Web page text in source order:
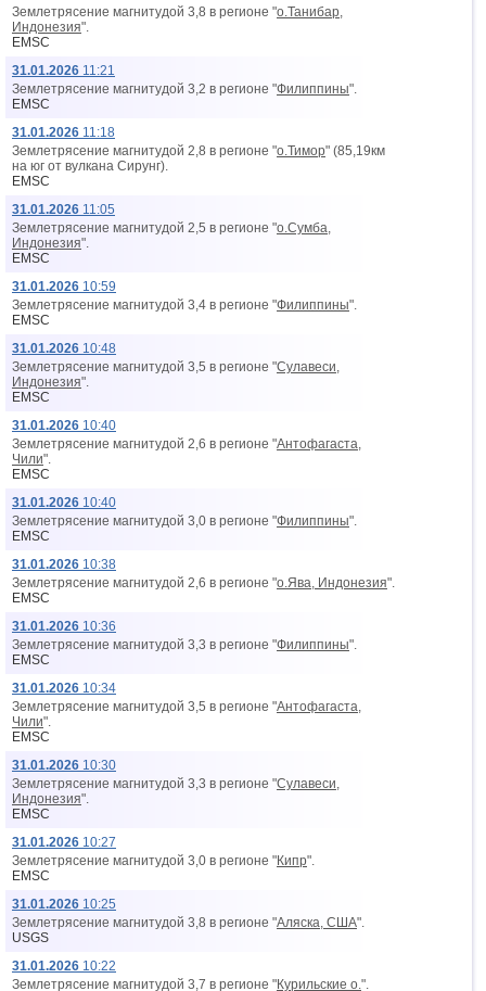
Землетрясение магнитудой 3,8 в регионе "о.Танибар,
Индонезия".
EMSC
31.01.2026 11:21
Землетрясение магнитудой 3,2 в регионе "Филиппины".
EMSC
31.01.2026 11:18
Землетрясение магнитудой 2,8 в регионе "о.Тимор" (85,19км
на юг от вyлкана Сирунг).
EMSC
31.01.2026 11:05
Землетрясение магнитудой 2,5 в регионе "о.Сумба,
Индонезия".
EMSC
31.01.2026 10:59
Землетрясение магнитудой 3,4 в регионе "Филиппины".
EMSC
31.01.2026 10:48
Землетрясение магнитудой 3,5 в регионе "Сулавеси,
Индонезия".
EMSC
31.01.2026 10:40
Землетрясение магнитудой 2,6 в регионе "Антофагаста,
Чили".
EMSC
31.01.2026 10:40
Землетрясение магнитудой 3,0 в регионе "Филиппины".
EMSC
31.01.2026 10:38
Землетрясение магнитудой 2,6 в регионе "о.Ява, Индонезия".
EMSC
31.01.2026 10:36
Землетрясение магнитудой 3,3 в регионе "Филиппины".
EMSC
31.01.2026 10:34
Землетрясение магнитудой 3,5 в регионе "Антофагаста,
Чили".
EMSC
31.01.2026 10:30
Землетрясение магнитудой 3,3 в регионе "Сулавеси,
Индонезия".
EMSC
31.01.2026 10:27
Землетрясение магнитудой 3,0 в регионе "Кипр".
EMSC
31.01.2026 10:25
Землетрясение магнитудой 3,8 в регионе "Аляска, США".
USGS
31.01.2026 10:22
Землетрясение магнитудой 3,7 в регионе "Курильские о.".